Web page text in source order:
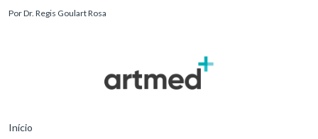
para o desfe
PorDr. Regis Goulart Rosa
Início